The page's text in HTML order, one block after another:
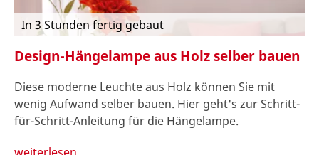
In 3 Stunden fertig gebaut
Design-Hängelampe aus Holz selber bauen
Diese moderne Leuchte aus Holz können Sie mit
wenig Aufwand selber bauen. Hier geht's zur Schritt-
für-Schritt-Anleitung für die Hängelampe.